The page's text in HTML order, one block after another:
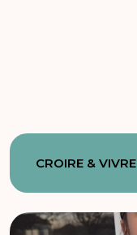
CROIRE & VIVRE